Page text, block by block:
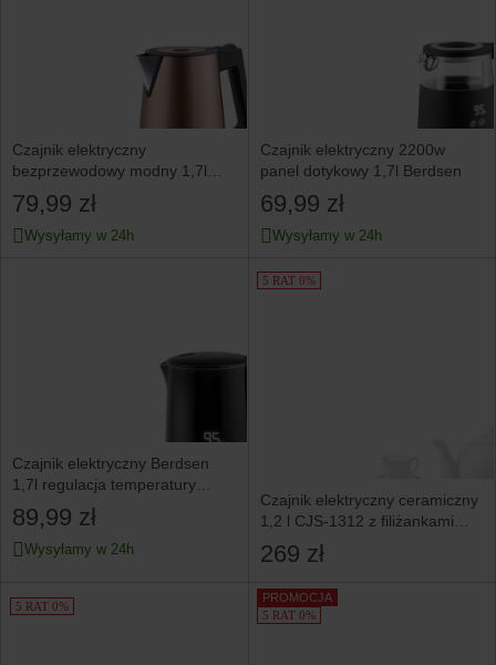
Czajnik elektryczny
bezprzewodowy modny 1,7l
2200w Berdsen
79,99 zł
Wysyłamy w 24h
Czajnik elektryczny 2200w
panel dotykowy 1,7l Berdsen
69,99 zł
Wysyłamy w 24h
Czajnik elektryczny Berdsen
1,7l regulacja temperatury
2200W
89,99 zł
Wysyłamy w 24h
5 RAT 0%
Czajnik elektryczny ceramiczny
1,2 l CJS-1312 z filiżankami
OPTIMUM
269 zł
5 RAT 0%
PROMOCJA
5 RAT 0%